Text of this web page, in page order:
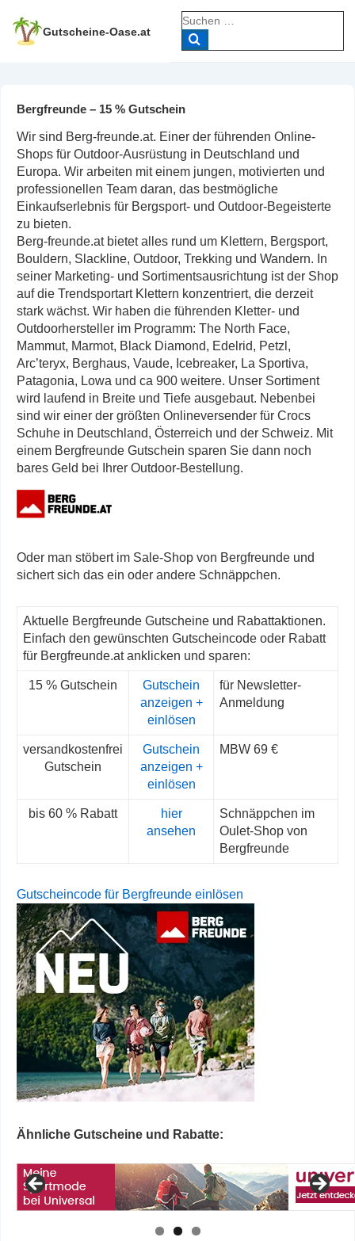
Zum
Inhalt
Gutscheine-Oase.at
Suche
nach:
Bergfreunde – 15 % Gutschein
Wir sind Berg-freunde.at. Einer der führenden Online-
Shops für Outdoor-Ausrüstung in Deutschland und
Europa. Wir arbeiten mit einem jungen, motivierten und
professionellen Team daran, das bestmögliche
Einkaufserlebnis für Bergsport- und Outdoor-Begeisterte
zu bieten.
Berg-freunde.at bietet alles rund um Klettern, Bergsport,
Bouldern, Slackline, Outdoor, Trekking und Wandern. In
seiner Marketing- und Sortimentsausrichtung ist der Shop
auf die Trendsportart Klettern konzentriert, die derzeit
stark wächst. Wir haben die führenden Kletter- und
Outdoorhersteller im Programm: The North Face,
Mammut, Marmot, Black Diamond, Edelrid, Petzl,
Arc’teryx, Berghaus, Vaude, Icebreaker, La Sportiva,
Patagonia, Lowa und ca 900 weitere. Unser Sortiment
wird laufend in Breite und Tiefe ausgebaut. Nebenbei
sind wir einer der größten Onlineversender für Crocs
Schuhe in Deutschland, Österreich und der Schweiz. Mit
einem Bergfreunde Gutschein sparen Sie dann noch
bares Geld bei Ihrer Outdoor-Bestellung.
Oder man stöbert im Sale-Shop von Bergfreunde und
sichert sich das ein oder andere Schnäppchen.
Aktuelle Bergfreunde Gutscheine und Rabattaktionen.
Einfach den gewünschten Gutscheincode oder Rabatt
für Bergfreunde.at anklicken und sparen:
15 % Gutschein
Gutschein
anzeigen +
einlösen
für Newsletter-
Anmeldung
versandkostenfrei
Gutschein
Gutschein
anzeigen +
einlösen
MBW 69 €
bis 60 % Rabatt
hier
ansehen
Schnäppchen im
Oulet-Shop von
Bergfreunde
Gutscheincode für Bergfreunde einlösen
Ähnliche Gutscheine und Rabatte: